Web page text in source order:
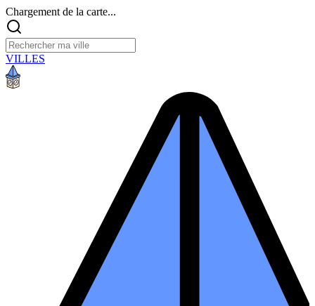
Chargement de la carte...
VILLES